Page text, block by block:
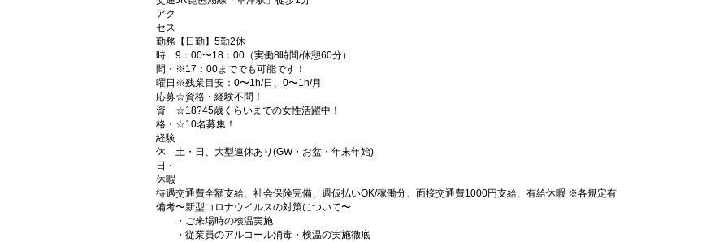
アク
セス
勤務
時
間・
曜日
【日勤】5勤2休
9：00〜18：00（実働8時間/休憩60分）
※17：00まででも可能です！
※残業目安：0〜1h/日、0〜1h/月
応募
資
格・
経験
☆資格・経験不問！
☆18?45歳くらいまでの女性活躍中！
☆10名募集！
休
日・
休暇
土・日、大型連休あり(GW・お盆・年末年始)
待遇交通費全額支給、社会保険完備、週仮払いOK/稼働分、面接交通費1000円支給、有給休暇 ※各規定有
備考〜新型コロナウイルスの対策について〜
・ご来場時の検温実施
・従業員のアルコール消毒・検温の実施徹底